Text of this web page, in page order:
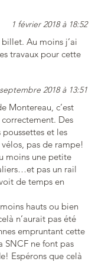
1 février 2018 à 18:52
Au moins j’ai
travaux pour cette
2018 à 13:51
Montereau, c’est
Des
poussettes et les
pas de rampe!
moins une petite
pas un rail
de temps en
hauts ou bien
n’aurait pas été
empruntant cette
SNCF ne font pas
Espérons que celà